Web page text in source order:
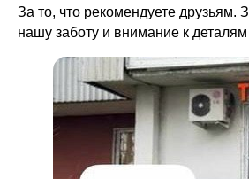
За то, что рекомендуете друзьям.
нашу заботу и внимание к деталям